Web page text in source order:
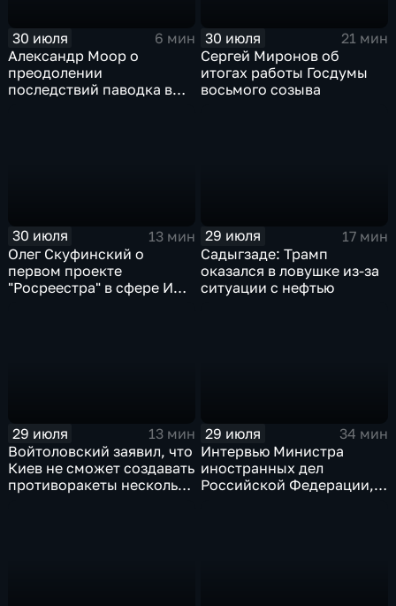
30 июля
6 мин
Александр Моор о
преодолении
последствий паводка в
30 июля
21 мин
Сергей Миронов об
итогах работы Госдумы
восьмого созыва
30 июля
13 мин
Олег Скуфинский о
первом проекте
"Росреестра" в сфере ИИ
29 июля
17 мин
Садыгзаде: Трамп
оказался в ловушке из-за
ситуации с нефтью
29 июля
13 мин
Войтоловский заявил, что
Киев не сможет создавать
противоракеты несколько
29 июля
34 мин
Интервью Министра
иностранных дел
Российской Федерации,